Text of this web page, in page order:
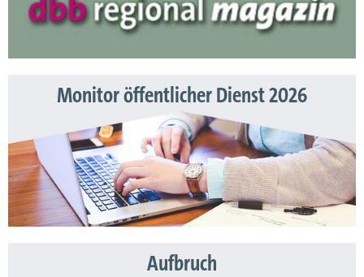
Monitor öffentlicher Dienst 2026
Aufbruch